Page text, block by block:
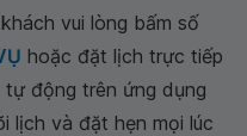
vui lòng bấm số
hoặc đặt lịch trực tiếp
động trên ứng dụng
lịch và đặt hẹn mọi lúc